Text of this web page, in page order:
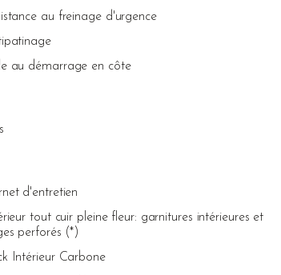
au freinage d'urgence
au démarrage en côte
d'entretien
tout cuir pleine fleur: garnitures intérieures et
perforés (*)
Intérieur Carbone